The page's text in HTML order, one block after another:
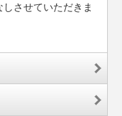
させていただきま